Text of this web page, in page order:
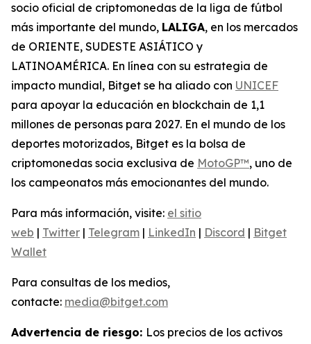
socio oficial de criptomonedas de la liga de fútbol
más importante del mundo, LALIGA, en los mercados
de ORIENTE, SUDESTE ASIÁTICO y
LATINOAMÉRICA. En línea con su estrategia de
impacto mundial, Bitget se ha aliado con UNICEF
para apoyar la educación en blockchain de 1,1
millones de personas para 2027. En el mundo de los
deportes motorizados, Bitget es la bolsa de
criptomonedas socia exclusiva de MotoGP™, uno de
los campeonatos más emocionantes del mundo.
Para más información, visite: el sitio
web | Twitter | Telegram | LinkedIn | Discord | Bitget
Wallet
Para consultas de los medios,
contacte: media@bitget.com
Advertencia de riesgo: Los precios de los activos